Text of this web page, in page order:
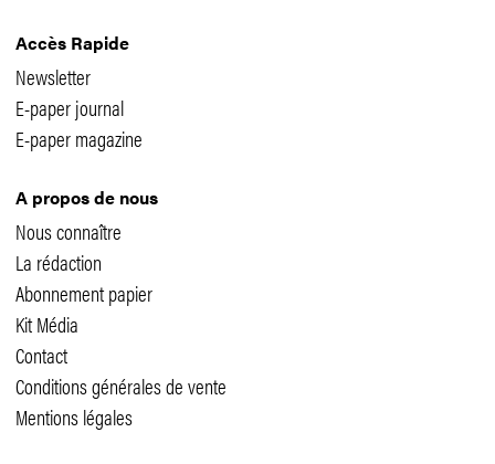
Accès Rapide
Newsletter
E-paper journal
E-paper magazine
A propos de nous
Nous connaître
La rédaction
Abonnement papier
Kit Média
Contact
Conditions générales de vente
Mentions légales